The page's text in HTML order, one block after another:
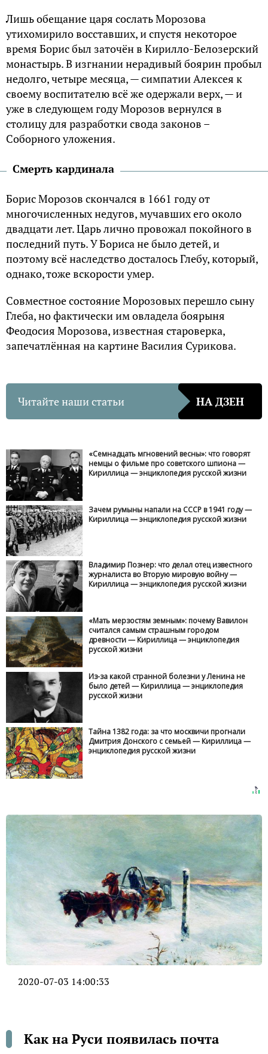
Лишь обещание царя сослать Морозова
утихомирило восставших, и спустя некоторое
время Борис был заточён в Кирилло-Белозерский
монастырь. В изгнании нерадивый боярин пробыл
недолго, четыре месяца, — симпатии Алексея к
своему воспитателю всё же одержали верх, — и
уже в следующем году Морозов вернулся в
столицу для разработки свода законов –
Соборного уложения.
Смерть кардинала
Борис Морозов скончался в 1661 году от
многочисленных недугов, мучавших его около
двадцати лет. Царь лично провожал покойного в
последний путь. У Бориса не было детей, и
поэтому всё наследство досталось Глебу, который,
однако, тоже вскорости умер.
Совместное состояние Морозовых перешло сыну
Глеба, но фактически им овладела боярыня
Феодосия Морозова, известная староверка,
запечатлённая на картине Василия Сурикова.
Читайте наши статьи НА ДЗЕН
«Семнадцать мгновений весны»: что говорят
немцы о фильме про советского шпиона —
Кириллица — энциклопедия русской жизни
Зачем румыны напали на СССР в 1941 году —
Кириллица — энциклопедия русской жизни
Владимир Познер: что делал отец известного
журналиста во Вторую мировую войну —
Кириллица — энциклопедия русской жизни
«Мать мерзостям земным»: почему Вавилон
считался самым страшным городом
древности — Кириллица — энциклопедия
русской жизни
Из-за какой странной болезни у Ленина не
было детей — Кириллица — энциклопедия
русской жизни
Тайна 1382 года: за что москвичи прогнали
Дмитрия Донского с семьей — Кириллица —
энциклопедия русской жизни
2020-07-03 14:00:33
Как на Руси появилась почта